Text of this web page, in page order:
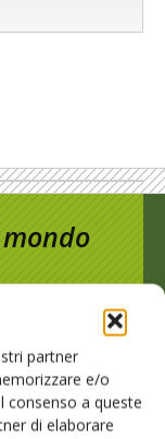
partner
e/o
consenso a queste
di elaborare